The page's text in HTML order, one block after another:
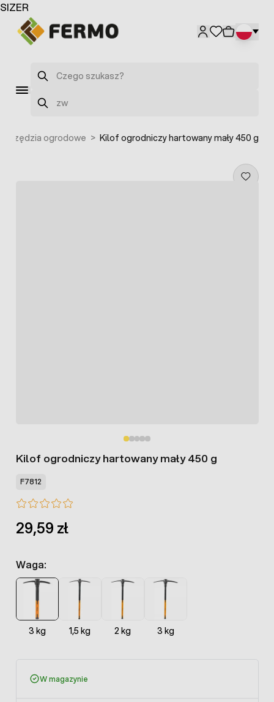
Przejdź do treści
Szukaj
Szukaj
Narzędzia ogrodowe > Kilof ogrodniczy hartowany mały 450 g
Kilof ogrodniczy hartowany mały 450 g
F7812
29,59 zł
Waga:
3 kg 1,5 kg 2 kg 3 kg
W magazynie
SIZER